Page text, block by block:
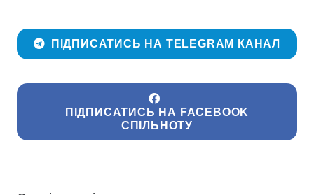
ПІДПИСАТИСЬ НА TELEGRAM КАНАЛ
ПІДПИСАТИСЬ НА FACEBOOK
СПІЛЬНОТУ